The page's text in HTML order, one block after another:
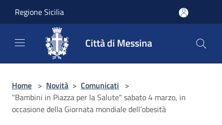
Regione Sicilia
Città di Messina
Home > Novità > Comunicati >
"Bambini in Piazza per la Salute" sabato 4 marzo, in
occasione della Giornata mondiale dell’obesità